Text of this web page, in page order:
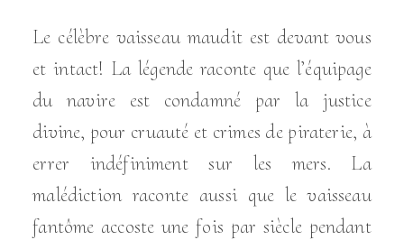
Le célèbre vaisseau maudit est devant vous
et intact! La légende raconte que l’équipage
du navire est condamné par la justice
divine, pour cruauté et crimes de piraterie, à
errer indéfiniment sur les mers. La
malédiction raconte aussi que le vaisseau
fantôme accoste une fois par siècle pendant